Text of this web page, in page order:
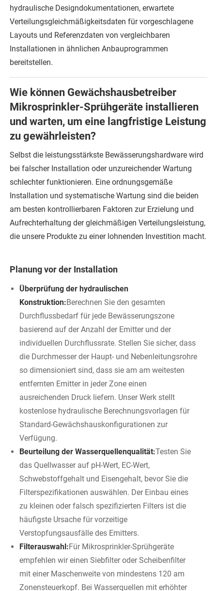
hydraulische Designdokumentationen, erwartete
Verteilungsgleichmäßigkeitsdaten für vorgeschlagene
Layouts und Referenzdaten von vergleichbaren
Installationen in ähnlichen Anbauprogrammen
bereitstellen.
Wie können Gewächshausbetreiber
Mikrosprinkler-Sprühgeräte installieren
und warten, um eine langfristige Leistung
zu gewährleisten?
Selbst die leistungsstärkste Bewässerungshardware wird
bei falscher Installation oder unzureichender Wartung
schlechter funktionieren. Eine ordnungsgemäße
Installation und systematische Wartung sind die beiden
am besten kontrollierbaren Faktoren zur Erzielung und
Aufrechterhaltung der gleichmäßigen Verteilungsleistung,
die unsere Produkte zu einer lohnenden Investition macht.
Planung vor der Installation
Überprüfung der hydraulischen
Konstruktion:Berechnen Sie den gesamten
Durchflussbedarf für jede Bewässerungszone
basierend auf der Anzahl der Emitter und der
individuellen Durchflussrate. Stellen Sie sicher, dass
die Durchmesser der Haupt- und Nebenleitungsrohre
so dimensioniert sind, dass sie am am weitesten
entfernten Emitter in jeder Zone einen
ausreichenden Druck liefern. Unser Werk stellt
kostenlose hydraulische Berechnungsvorlagen für
Standard-Gewächshauskonfigurationen zur
Verfügung.
Beurteilung der Wasserquellenqualität:Testen Sie
das Quellwasser auf pH-Wert, EC-Wert,
Schwebstoffgehalt und Eisengehalt, bevor Sie die
Filterspezifikationen auswählen. Der Einbau eines
zu kleinen oder falsch spezifizierten Filters ist die
häufigste Ursache für vorzeitige
Verstopfungsausfälle des Emitters.
Filterauswahl:Für Mikrosprinkler-Sprühgeräte
empfehlen wir einen Siebfilter oder Scheibenfilter
mit einer Maschenweite von mindestens 120 am
Zonensteuerkopf. Bei Wasserquellen mit erhöhter